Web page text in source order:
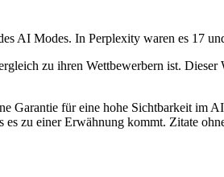
AI Modes. In Perplexity waren es 17
zu ihren Wettbewerbern ist. Dieser
Garantie für eine hohe Sichtbarkeit im
zu einer Erwähnung kommt. Zitate